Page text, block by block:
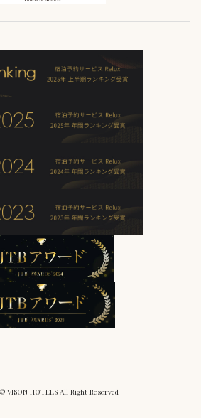
VISON HOTELS All Right Reserved